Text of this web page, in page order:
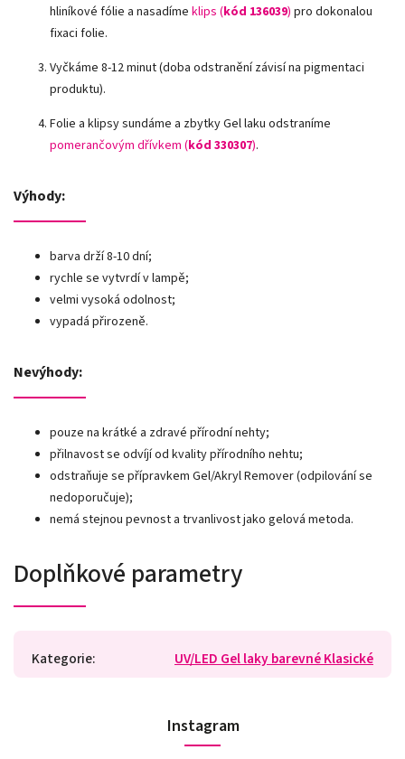
hliníkové fólie a nasadíme klips (kód 136039) pro dokonalou
fixaci folie.
Vyčkáme 8-12 minut (doba odstranění závisí na pigmentaci
produktu).
Folie a klipsy sundáme a zbytky Gel laku odstraníme
pomerančovým dřívkem (kód 330307).
Výhody:
barva drží 8-10 dní;
rychle se vytvrdí v lampě;
velmi vysoká odolnost;
vypadá přirozeně.
Nevýhody:
pouze na krátké a zdravé přírodní nehty;
přilnavost se odvíjí od kvality přírodního nehtu;
odstraňuje se přípravkem Gel/Akryl Remover (odpilování se
nedoporučuje);
nemá stejnou pevnost a trvanlivost jako gelová metoda.
Doplňkové parametry
Kategorie: UV/LED Gel laky barevné Klasické
Instagram